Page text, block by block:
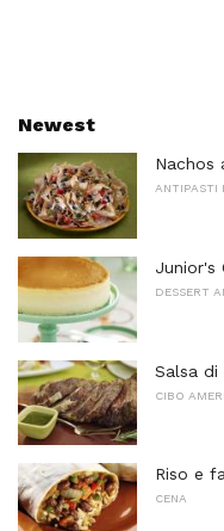
Newest
Nachos
ANTIPASTI
Junior's
DESSERT
Salsa
CIBO
Riso e
CENA